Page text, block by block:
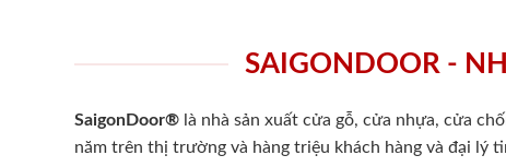
SAIGONDOOR -
SaigonDoor® là nhà sản xuất cửa gỗ, cửa nhựa, cửa
năm trên thị trường và hàng triệu khách hàng và đại lý